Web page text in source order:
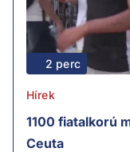
2 perc
Hírek
1100 fiatalkorú
Ceuta